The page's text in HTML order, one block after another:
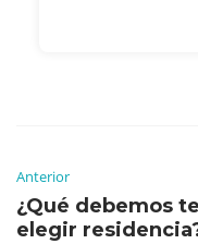
Anterior
¿Qué debemos
elegir